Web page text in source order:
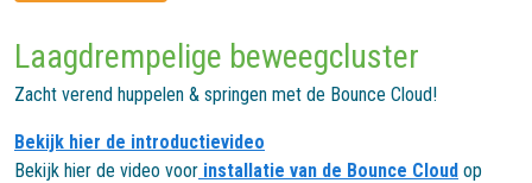
Laagdrempelige beweegcluster
Zacht verend huppelen & springen met de Bounce Cloud!
Bekijk hier de introductievideo
Bekijk hier de video voor installatie van de Bounce Cloud op